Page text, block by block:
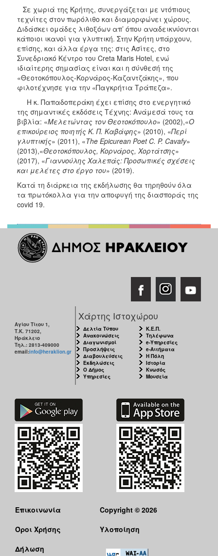
Σε χωριά της Κρήτης, συνεργάζεται με ντόπιους
τεχνίτες στον πωρόλιθο και διαμορφώνει χώρους.
Διδάσκει ομάδες λιθοξόων απ’ όπου αναδεικνύονται
κάποιοι ικανοί για γλυπτική. Στην Κρήτη υπάρχουν,
επίσης, και άλλα έργα της: στις Ασίτες, στο
Συνεδριακό Κέντρο του Creta Maris Hotel, ενώ
ιδιαίτερης σημασίας είναι και η σύνθεσή της
«Θεοτοκόπουλος-Κορνάρος-Καζαντζάκης», που
φιλοτέχνησε για την «Παγκρήτια Τράπεζα».
Η κ. Παπαδοπεράκη έχει επίσης στο ενεργητικό
της σημαντικές εκδόσεις Τέχνης: Ανάμεσά τους τα
βιβλία: «Μελετώντας τον Θεοτοκόπουλο» (2002),«Ο
επικούρειος ποιητής Κ. Π. Καβάφης» (2010), «Περί
γλυπτικής» (2011), «The Epicurean Poet C. P. Cavafy»
(2013),«Θεοτοκόπουλος, Κορνάρος, Χορτάτσης»
(2017), «Γιαννούλης Χαλεπάς: Προσωπικές σχέσεις
και μελέτες στο έργο του» (2019).
Κατά τη διάρκεια της εκδήλωσης θα τηρηθούν όλα
τα πρωτόκολλα για την αποφυγή της διασποράς της
covid 19.
Αγίου Τίτου 1,
Τ.Κ. 71202,
Ηράκλειο
Τηλ.: 2813-409000
email:info@heraklion.gr
Χάρτης Ιστοχώρου
Δελτία Τύπου
Ανακοινώσεις
Διαγωνισμοί
Προσλήψεις
Διαβουλεύσεις
Εκδηλώσεις
Ο Δήμος
Υπηρεσίες
Κ.Ε.Π.
Τηλέφωνα
e-Υπηρεσίες
e-Αιτήματα
Η Πόλη
Ιστορία
Κνωσός
Μουσεία
Επικοινωνία
Όροι Χρήσης
Δήλωση
Copyright © 2026
Υλοποίηση